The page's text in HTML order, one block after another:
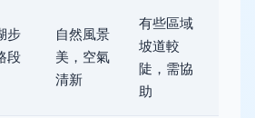
步
段
自然風景
美，空氣
清新
有些區域
坡道較
陡，需協
助